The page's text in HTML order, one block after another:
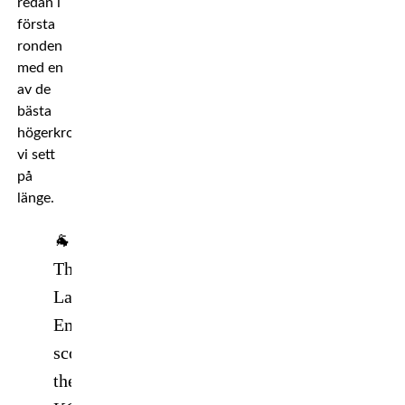
första
ronden
med en
av de
bästa
högerkrokar
vi sett
på
länge.
🐐
The
Last
Emperor
scores
the